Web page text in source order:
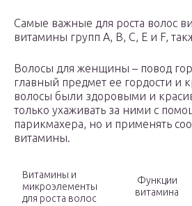
Самые важные для роста волос
витамины групп А, В, С, Е и F,
Волосы для женщины – повод
главный предмет ее гордости и
волосы были здоровыми и
только ухаживать за ними с
парикмахера, но и применять
витамины.
Витамины и
микроэлементы
для роста волос
Функции
витамина